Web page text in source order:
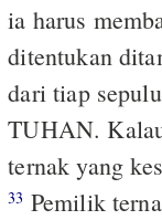
ia harus
ditentukan
dari tiap
TUHAN.
ternak yang
33 Pemilik